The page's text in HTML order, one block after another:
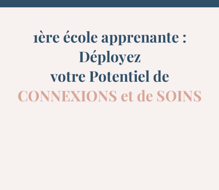
1ère école apprenante :
Déployez
votre Potentiel de
CONNEXIONS et de SOINS